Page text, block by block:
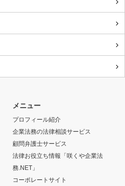
メニュー
プロフィール紹介
企業法務の法律相談サービス
顧問弁護士サービス
法律お役立ち情報「咲くや企業法
務.NET」
コーポレートサイト